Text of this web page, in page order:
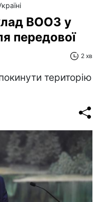
ВООЗ у
передової
2 хв
територію